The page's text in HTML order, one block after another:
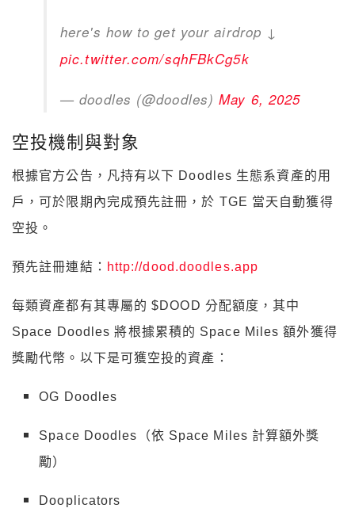
here's how to get your airdrop ↓
pic.twitter.com/sqhFBkCg5k
— doodles (@doodles)May 6, 2025
空投機制與對象
根據官方公告，凡持有以下 Doodles 生態系資產的用
戶，可於限期內完成預先註冊，於 TGE 當天自動獲得
空投。
預先註冊連結： http://dood.doodles.app
每類資產都有其專屬的 $DOOD 分配額度，其中
Space Doodles 將根據累積的 Space Miles 額外獲得
獎勵代幣。以下是可獲空投的資產：
OG Doodles
Space Doodles（依 Space Miles 計算額外獎
勵）
Dooplicators